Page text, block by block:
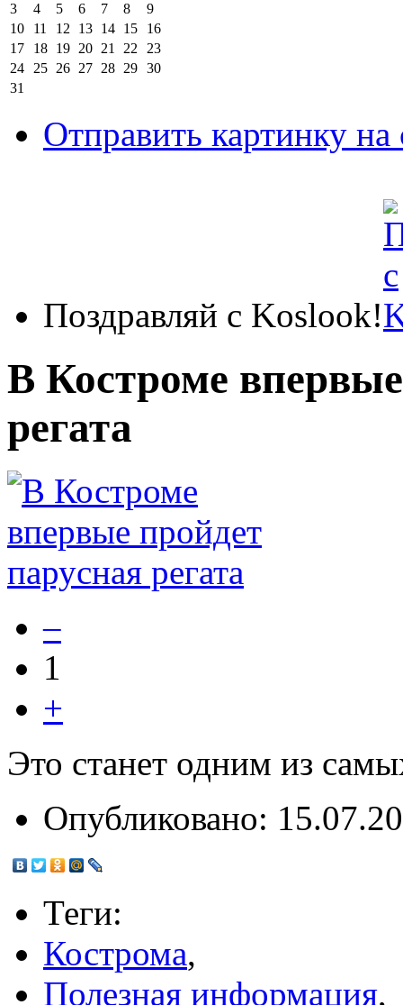
3
4 5 6 7 8
9
10
11 12 13 14 15
16
17
18 19 20 21 22
23
24
25 26 27 28 29 30
31
Отправить картинку на
Поздравляй с Koslook!
В Костроме
регата
–
1
+
Это станет одним из
Опубликовано:
Теги:
Кострома,
Полезная информация,